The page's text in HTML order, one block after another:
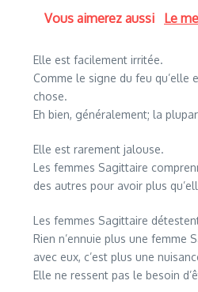
Vous aimerez aussi Le
Elle est facilement irritée.
Comme le signe du feu qu’elle
chose.
Eh bien, généralement; la
Elle est rarement jalouse.
Les femmes Sagittaire
des autres pour avoir plus
Les femmes Sagittaire
Rien n’ennuie plus une femme
avec eux, c’est plus une
Elle ne ressent pas le besoin